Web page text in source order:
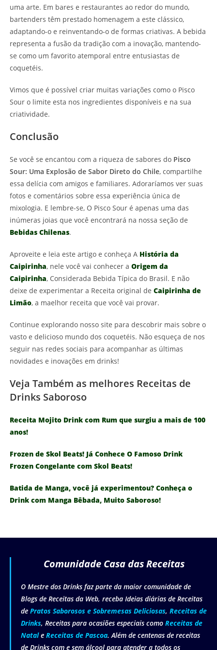
uma arte. Em bares e restaurantes ao redor do mundo,
bartenders têm prestado homenagem a este clássico,
adaptando-o e reinventando-o de formas criativas. A bebida
representa a fusão da tradição com a inovação, mantendo-
se como um favorito atemporal entre entusiastas de
coquetéis.
Vimos que é possível criar muitas variações como o Pisco
Sour o limite esta nos ingredientes disponíveis e na sua
criatividade.
Conclusão
Se você se encantou com a riqueza de sabores do Pisco
Sour: Uma Explosão de Sabor Direto do Chile, compartilhe
essa delícia com amigos e familiares. Adoraríamos ver suas
fotos e comentários sobre essa experiência única de
mixologia. E lembre-se, O Pisco Sour é apenas uma das
inúmeras joias que você encontrará na nossa seção de
Bebidas Chilenas.
Aproveite e leia este artigo e conheça A História da
Caipirinha, nele você vai conhecer a Origem da
Caipirinha, Considerada Bebida Típica do Brasil. E não
deixe de experimentar a Receita original de Caipirinha de
Limão, a maelhor receita que você vai provar.
Continue explorando nosso site para descobrir mais sobre o
vasto e delicioso mundo dos coquetéis. Não esqueça de nos
seguir nas redes sociais para acompanhar as últimas
novidades e inovações em drinks!
Veja Também as melhores Receitas de
Drinks Saboroso
Receita Mojito Drink com Rum que surgiu a mais de 100
anos!
Frozen de Skol Beats! Já Conhece O Famoso Drink
Frozen Congelante com Skol Beats!
Batida de Manga, você já experimentou? Conheça o
Drink com Manga Bêbada, Muito Saboroso!
Comunidade Casa das Receitas
O Mestre dos Drinks faz parte da maior comunidade de
Blogs de Receitas da Web, receba Ideias diárias de Receitas
de Pratos Saborosos e Sobremesas Deliciosas, Receitas de
Drinks, Receitas para ocasiões especiais como Receitas de
Natale Receitas de Pascoa. Além de centenas de receitas
de Drinks com e sem álcool para atender a todos os